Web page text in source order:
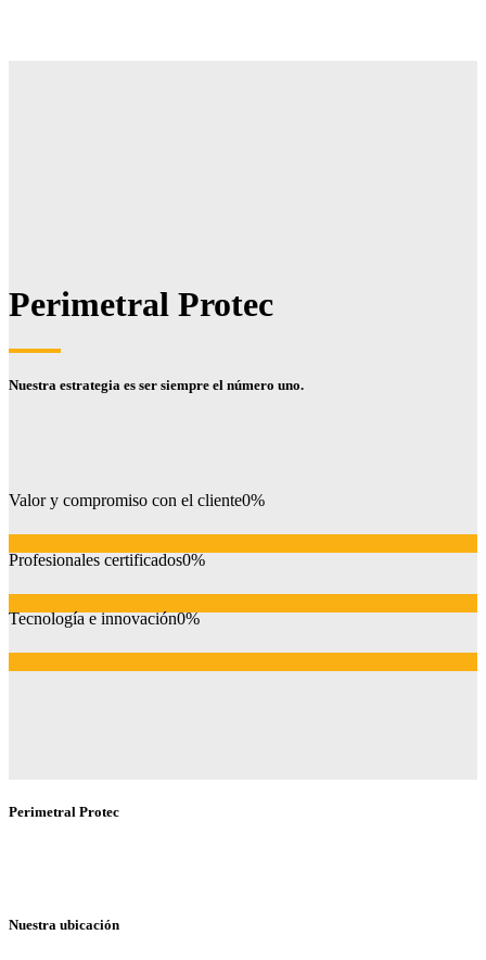
Perimetral Protec
Nuestra estrategia es ser siempre el número uno.
Valor y compromiso con el cliente0%
Profesionales certificados0%
Tecnología e innovación0%
Perimetral Protec
Nuestra ubicación